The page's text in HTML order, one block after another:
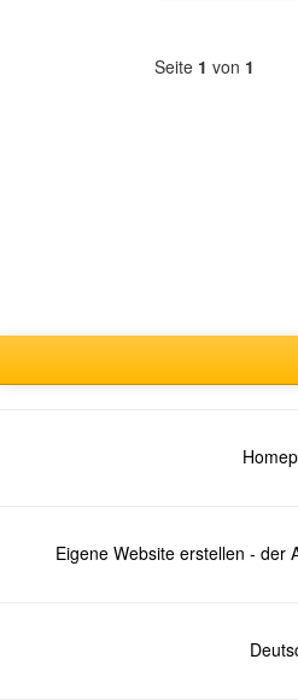
Seite 1 von 1
Eigene Website erstellen - der